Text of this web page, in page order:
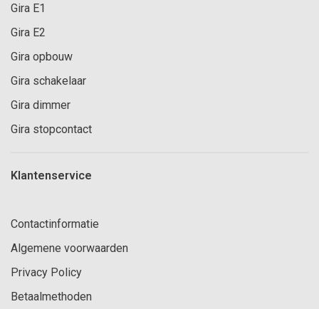
Gira E1
Gira E2
Gira opbouw
Gira schakelaar
Gira dimmer
Gira stopcontact
Klantenservice
Contactinformatie
Algemene voorwaarden
Privacy Policy
Betaalmethoden